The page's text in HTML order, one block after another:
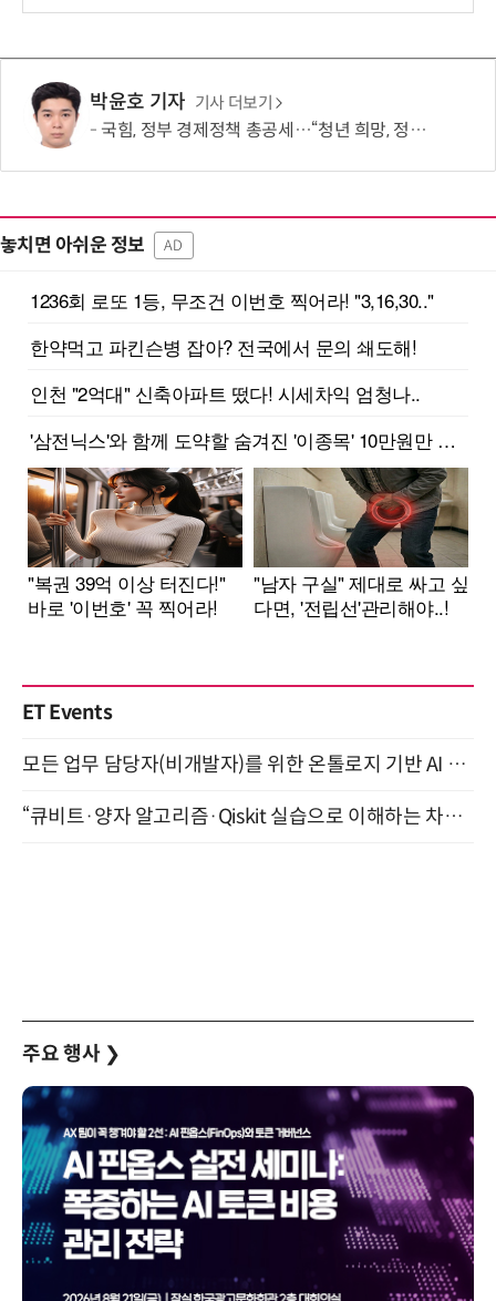
박윤호 기자 기사 더보기
국힘, 정부 경제정책 총공세…“청년 희망, 정권교체 외 해답 없어”
놓치면 아쉬운 정보 AD
ET Events
모든 업무 담당자(비개발자)를 위한 온톨로지 기반 AI 지식체계 설계 1-day 워크숍 8월 20일 개최
“큐비트·양자 알고리즘·Qiskit 실습으로 이해하는 차세대 컴퓨팅” (8/28)
주요 행사 ❯